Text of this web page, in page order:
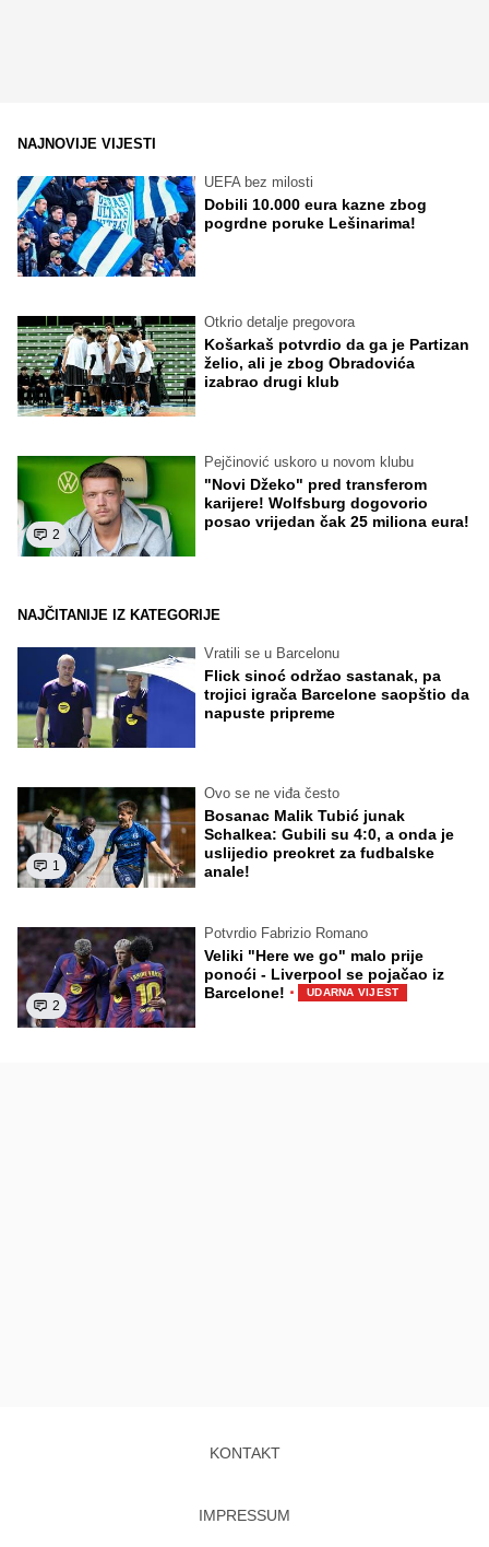
NAJNOVIJE VIJESTI
UEFA bez milosti
Dobili 10.000 eura kazne zbog
pogrdne poruke Lešinarima!
Otkrio detalje pregovora
Košarkaš potvrdio da ga je Partizan
želio, ali je zbog Obradovića
izabrao drugi klub
2
Pejčinović uskoro u novom klubu
"Novi Džeko" pred transferom
karijere! Wolfsburg dogovorio
posao vrijedan čak 25 miliona eura!
NAJČITANIJE IZ KATEGORIJE
Vratili se u Barcelonu
Flick sinoć održao sastanak, pa
trojici igrača Barcelone saopštio da
napuste pripreme
1
Ovo se ne viđa često
Bosanac Malik Tubić junak
Schalkea: Gubili su 4:0, a onda je
uslijedio preokret za fudbalske
anale!
2
Potvrdio Fabrizio Romano
Veliki "Here we go" malo prije
ponoći - Liverpool se pojačao iz
Barcelone! · UDARNA VIJEST
KONTAKT
IMPRESSUM